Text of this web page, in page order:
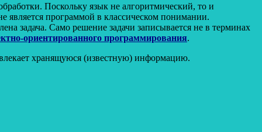
Поскольку язык не алгоритмический, то и
является программой в классическом понимании.
задача. Само решение задачи записывается не в терминах
ориентированного программирования.
хранящуюся (известную) информацию.